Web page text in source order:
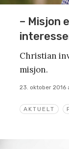
AKTUELT
– Misjon
Christian
misjon.
23. oktober 2016